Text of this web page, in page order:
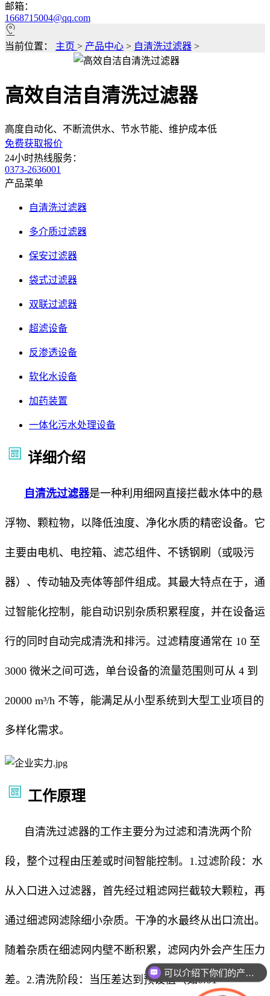
邮箱：
1668715004@qq.com
当前位置： 主页 > 产品中心 > 自清洗过滤器 >
高效自洁自清洗过滤器
高度自动化、不断流供水、节水节能、维护成本低
免费获取报价
24小时热线服务：
0373-2636001
产品菜单
自清洗过滤器
多介质过滤器
保安过滤器
袋式过滤器
双联过滤器
超滤设备
反渗透设备
软化水设备
加药装置
一体化污水处理设备
详细介绍
自清洗过滤器是一种利用细网直接拦截水体中的悬
浮物、颗粒物，以降低浊度、净化水质的精密设备。它
主要由电机、电控箱、滤芯组件、不锈钢刷（或吸污
器）、传动轴及壳体等部件组成。其最大特点在于，通
过智能化控制，能自动识别杂质积累程度，并在设备运
行的同时自动完成清洗和排污。过滤精度通常在 10 至
3000 微米之间可选，单台设备的流量范围则可从 4 到
20000 m³/h 不等，能满足从小型系统到大型工业项目的
多样化需求。
工作原理
自清洗过滤器的工作主要分为过滤和清洗两个阶
段，整个过程由压差或时间智能控制。1.过滤阶段：水
从入口进入过滤器，首先经过粗滤网拦截较大颗粒，再
通过细滤网滤除细小杂质。干净的水最终从出口流出。
随着杂质在细滤网内壁不断积累，滤网内外会产生压力
差。2.清洗阶段：当压差达到预设值（如0.01-
可以介绍下你们的产品么
你们是怎么收费的呢